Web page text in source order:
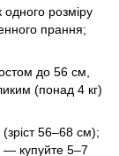
розміру
прання;
до 56 см,
(понад 4 кг)
56–68 см);
— купуйте 5–7